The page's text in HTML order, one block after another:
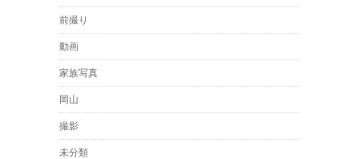
前撮り
動画
家族写真
岡山
撮影
未分類